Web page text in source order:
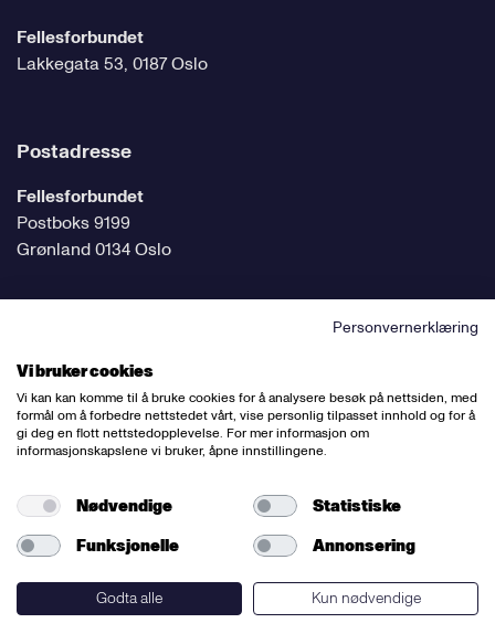
Fellesforbundet
Lakkegata 53, 0187 Oslo
Postadresse
Fellesforbundet
Postboks 9199
Grønland 0134 Oslo
Følg oss på sosiale medier
Nettredaktør:Willy Bergsnov
Varsling og etiske retningslinjer
Redegjørelse etter åpenhetsloven
Personvernerklæring
Vi bruker cookies
Vi kan kan komme til å bruke cookies for å analysere besøk på nettsiden, med
formål om å forbedre nettstedet vårt, vise personlig tilpasset innhold og for å
gi deg en flott nettstedopplevelse. For mer informasjon om
informasjonskapslene vi bruker, åpne innstillingene.
Nødvendige
Statistiske
Funksjonelle
Annonsering
Godta alle Kun nødvendige